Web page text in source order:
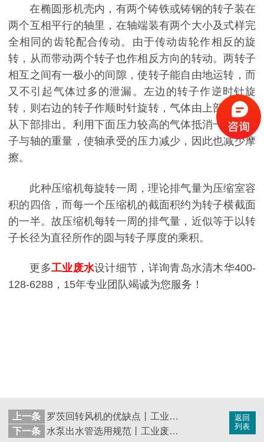
在椭圆形机壳内，有两个铸铁或铸钢的转子装在
两个互相平行的轴里，在轴端装有两个大小及式样完
全相同的齿轮配合传动。由于传动齿轮作相反的旋
转，从而带动两个转子也作相反方向的转动。两转子
相互之间有一极小的间隙，使转子能自由地运转，而
又不引起气体过多的泄漏。左边的转子作逆时针旋
转，则右边的转子作顺时针旋转，气体由上部吸入，
从下部排出。利用下面压力较高的气体抵消一部分转
子与轴的重量，使轴承受的压力减少，因此也减少摩
擦。
此种压缩机每旋转一周，理论排气量为压缩室容
积的四倍，而每一个压缩机的截面积约为转子横截面
的一半。故压缩机每转一周的排气量，近似等于以转
子长径为直径所作的圆与转子厚度的乘积。
更多工业废水设计细节，详询青岛水清木华400-
128-6288，15年专业团队竭诚为您服务！
返回
列表
上一条
罗茨回转风机的优缺点丨工业废水处理设计
下一条
水泵出水管选用规范丨工业废水处理